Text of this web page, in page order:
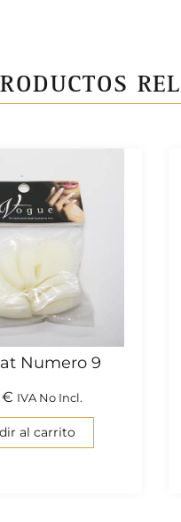
Numero 9
€ IVA No Incl.
al carrito